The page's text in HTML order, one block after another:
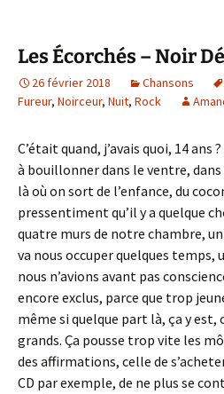
Les Écorchés – Noir
26 février 2018 Chansons
Fureur, Noirceur, Nuit, Rock
C’était quand, j’avais quoi, 14 ans
à bouillonner dans le ventre,
là où on sort de l’enfance, du
pressentiment qu’il y a quelque
quatre murs de notre chambre,
va nous occuper quelques temps,
nous n’avions avant pas
encore exclus, parce que trop
même si quelque part là, ça y est,
grands. Ça pousse trop vite les
des affirmations, celle de
CD par exemple, de ne plus se